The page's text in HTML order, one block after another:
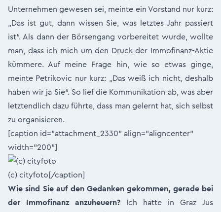
Unternehmen gewesen sei, meinte ein Vorstand nur kurz:
„Das ist gut, dann wissen Sie, was letztes Jahr passiert
ist“. Als dann der Börsengang vorbereitet wurde, wollte
man, dass ich mich um den Druck der Immofinanz-Aktie
kümmere. Auf meine Frage hin, wie so etwas ginge,
meinte Petrikovic nur kurz: „Das weiß ich nicht, deshalb
haben wir ja Sie“. So lief die Kommunikation ab, was aber
letztendlich dazu führte, dass man gelernt hat, sich selbst
zu organisieren.
[caption id="attachment_2330" align="aligncenter"
width="200"]
(c) cityfoto[/caption]
Wie sind Sie auf den Gedanken gekommen, gerade bei
der Immofinanz anzuheuern? Ich hatte in Graz Jus